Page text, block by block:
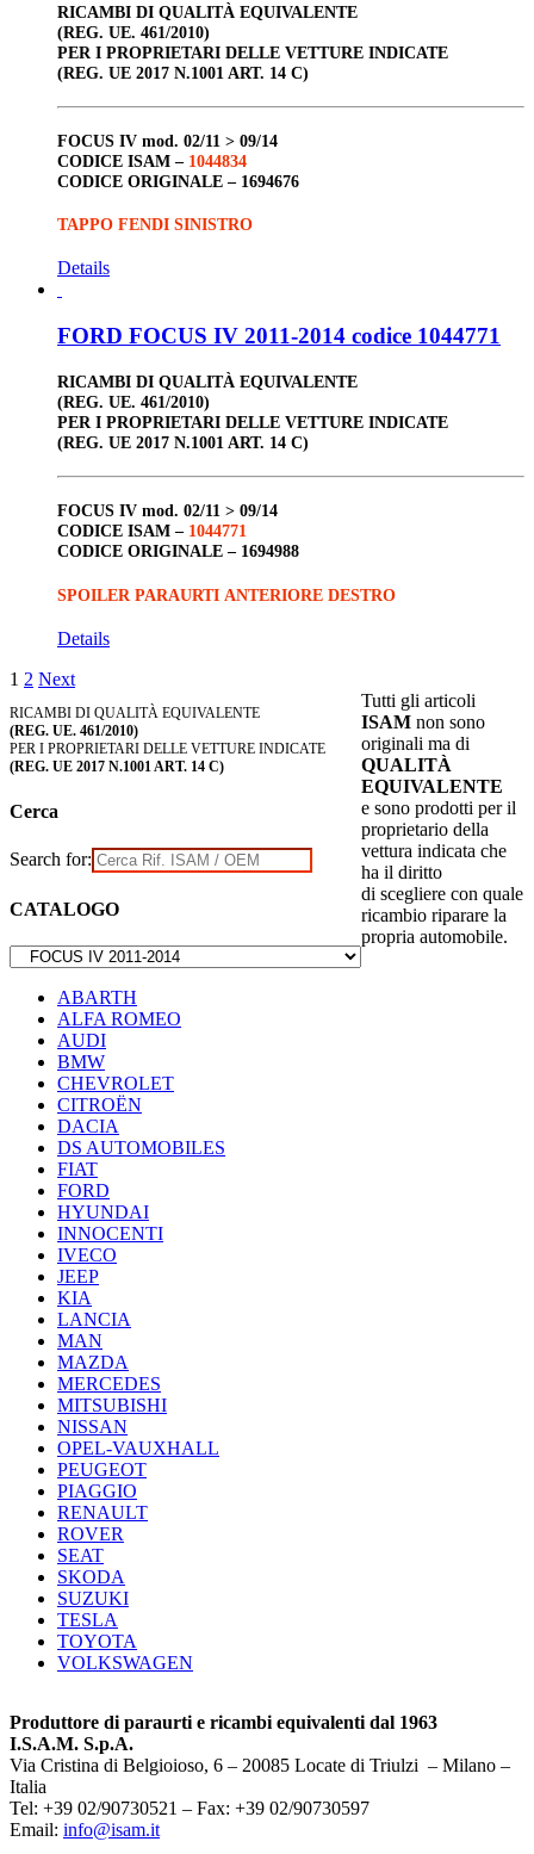
RICAMBI DI QUALITÀ EQUIVALENTE
(REG. UE. 461/2010)
PER I PROPRIETARI DELLE VETTURE INDICATE
(REG. UE 2017 N.1001 ART. 14 C)
FOCUS IV mod. 02/11 > 09/14
CODICE ISAM – 1044834
CODICE ORIGINALE – 1694676
TAPPO FENDI SINISTRO
Details
FORD FOCUS IV 2011-2014 codice 1044771
RICAMBI DI QUALITÀ EQUIVALENTE
(REG. UE. 461/2010)
PER I PROPRIETARI DELLE VETTURE INDICATE
(REG. UE 2017 N.1001 ART. 14 C)
FOCUS IV mod. 02/11 > 09/14
CODICE ISAM – 1044771
CODICE ORIGINALE – 1694988
SPOILER PARAURTI ANTERIORE DESTRO
Details
1 2 Next
RICAMBI DI QUALITÀ EQUIVALENTE
(REG. UE. 461/2010)
PER I PROPRIETARI DELLE VETTURE INDICATE
(REG. UE 2017 N.1001 ART. 14 C)
Cerca
Search for:
CATALOGO
ABARTH
ALFA ROMEO
AUDI
BMW
CHEVROLET
CITROËN
DACIA
DS AUTOMOBILES
FIAT
FORD
HYUNDAI
INNOCENTI
IVECO
JEEP
KIA
LANCIA
MAN
MAZDA
MERCEDES
MITSUBISHI
NISSAN
OPEL-VAUXHALL
PEUGEOT
PIAGGIO
RENAULT
ROVER
SEAT
SKODA
SUZUKI
TESLA
TOYOTA
VOLKSWAGEN
Tutti gli articoli
ISAM non sono
originali ma di
QUALITÀ
EQUIVALENTE
e sono prodotti per il
proprietario della
vettura indicata che
ha il diritto
di scegliere con quale
ricambio riparare la
propria automobile.
Produttore di paraurti e ricambi equivalenti dal 1963
I.S.A.M. S.p.A.
Via Cristina di Belgioioso, 6 – 20085 Locate di Triulzi – Milano –
Italia
Tel: +39 02/90730521 – Fax: +39 02/90730597
Email: info@isam.it